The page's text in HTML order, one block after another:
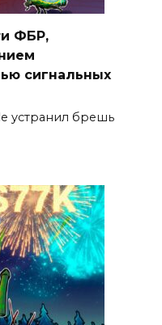
ФБР,
сигнальных
устранил брешь